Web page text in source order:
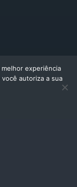
experiência
autoriza a sua